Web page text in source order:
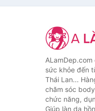
sức khỏe đến
Thái Lan...
chăm sóc
chức năng,
Giúp làn da